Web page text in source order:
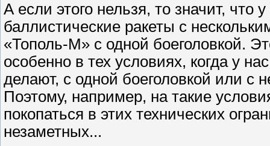
А если этого нельзя, то значит, что
баллистические ракеты с
«Тополь-М» с одной боеголовкой.
особенно в тех условиях, когда у
делают, с одной боеголовкой или с
Поэтому, например, на такие
покопаться в этих технических
незаметных...